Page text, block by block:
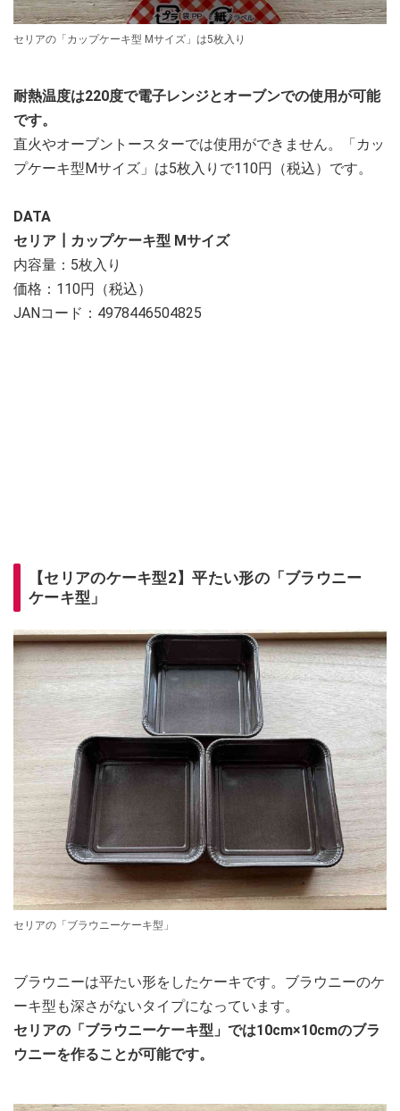
セリアの「カップケーキ型 Mサイズ」は5枚入り
耐熱温度は220度で電子レンジとオーブンでの使用が可能
です。
直火やオーブントースターでは使用ができません。「カッ
プケーキ型Mサイズ」は5枚入りで110円（税込）です。
DATA
セリア┃カップケーキ型 Mサイズ
内容量：5枚入り
価格：110円（税込）
JANコード：4978446504825
【セリアのケーキ型2】平たい形の「ブラウニー
ケーキ型」
セリアの「ブラウニーケーキ型」
ブラウニーは平たい形をしたケーキです。ブラウニーのケ
ーキ型も深さがないタイプになっています。
セリアの「ブラウニーケーキ型」では10cm×10cmのブラ
ウニーを作ることが可能です。